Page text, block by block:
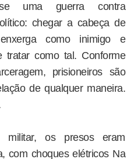
uma guerra contra
chegar a cabeça de
como inimigo e
tratar como tal. Conforme
prisioneiros são
de qualquer maneira.
militar, os presos eram
com choques elétricos Na